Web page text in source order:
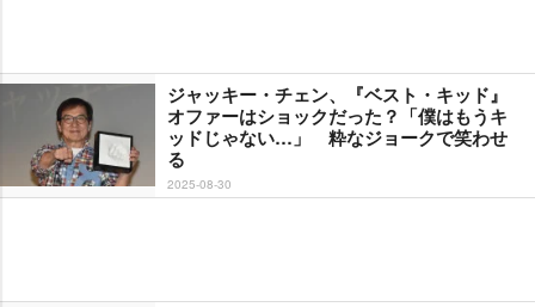
ジャッキー・チェン、『ベスト・キッド』
オファーはショックだった？「僕はもうキ
ッドじゃない…」 粋なジョークで笑わせ
る
2025-08-30